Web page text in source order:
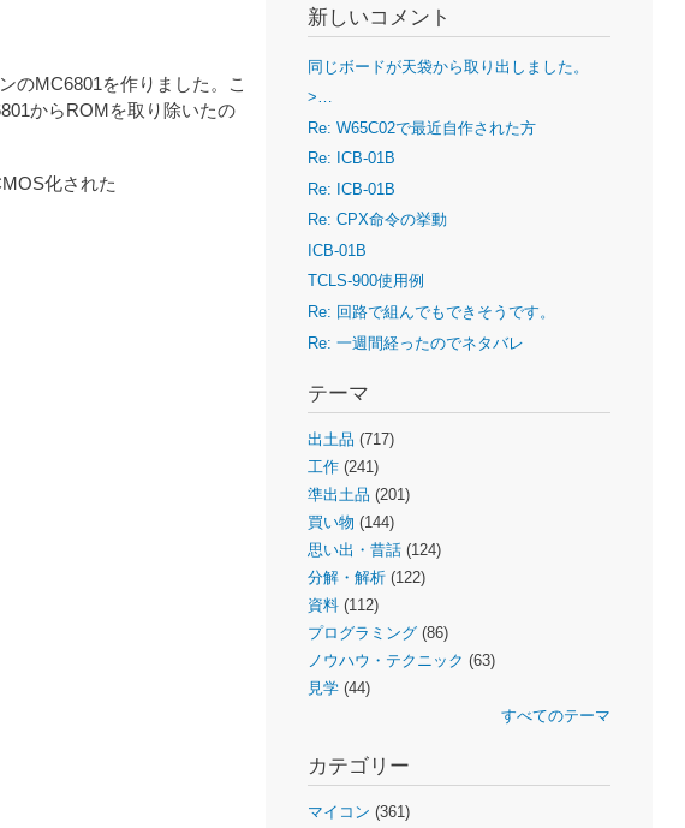
のMC6801を作りました。こ
からROMを取り除いたの
化された
新しいコメント
同じボードが天袋から取り出しました。
>…
Re: W65C02で最近自作された方
Re: ICB-01B
Re: ICB-01B
Re: CPX命令の挙動
ICB-01B
TCLS-900使用例
Re: 回路で組んでもできそうです。
Re: 一週間経ったのでネタバレ
テーマ
出土品 (717)
工作(241)
準出土品 (201)
買い物 (144)
思い出・昔話(124)
分解・解析(122)
資料(112)
プログラミング(86)
ノウハウ・テクニック (63)
見学(44)
すべてのテーマ
カテゴリー
マイコン (361)